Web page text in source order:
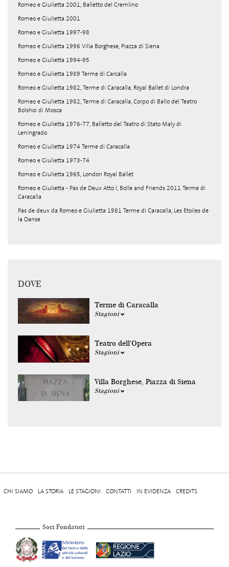
Romeo e Giulietta 2001, Balletto del Cremlino
Romeo e Giulietta 2001
Romeo e Giulietta 1997-98
Romeo e Giulietta 1996 Villa Borghese, Piazza di Siena
Romeo e Giulietta 1994-95
Romeo e Giulietta 1989 Terme di Carcalla
Romeo e Giulietta 1982, Terme di Caracalla, Royal Ballet di Londra
Romeo e Giulietta 1982, Terme di Caracalla, Corpo di Ballo del Teatro
Bolshoi di Mosca
Romeo e Giulietta 1976-77, Balletto del Teatro di Stato Maly di
Leningrado
Romeo e Giulietta 1974 Terme di Caracalla
Romeo e Giulietta 1973-74
Romeo e Giulietta 1965, London Royal Ballet
Romeo e Giulietta - Pas de Deux Atto I, Bolle and Friends 2011 Terme di
Caracalla
Pas de deux da Romeo e Giulietta 1981 Terme di Caracalla, Les Etoiles de
la Danse
DOVE
Terme di Caracalla
Stagioni
Teatro dell'Opera
Stagioni
Villa Borghese, Piazza di Siena
Stagioni
CHI SIAMO LA STORIA LE STAGIONI CONTATTI IN EVIDENZA CREDITS
Soci Fondatori